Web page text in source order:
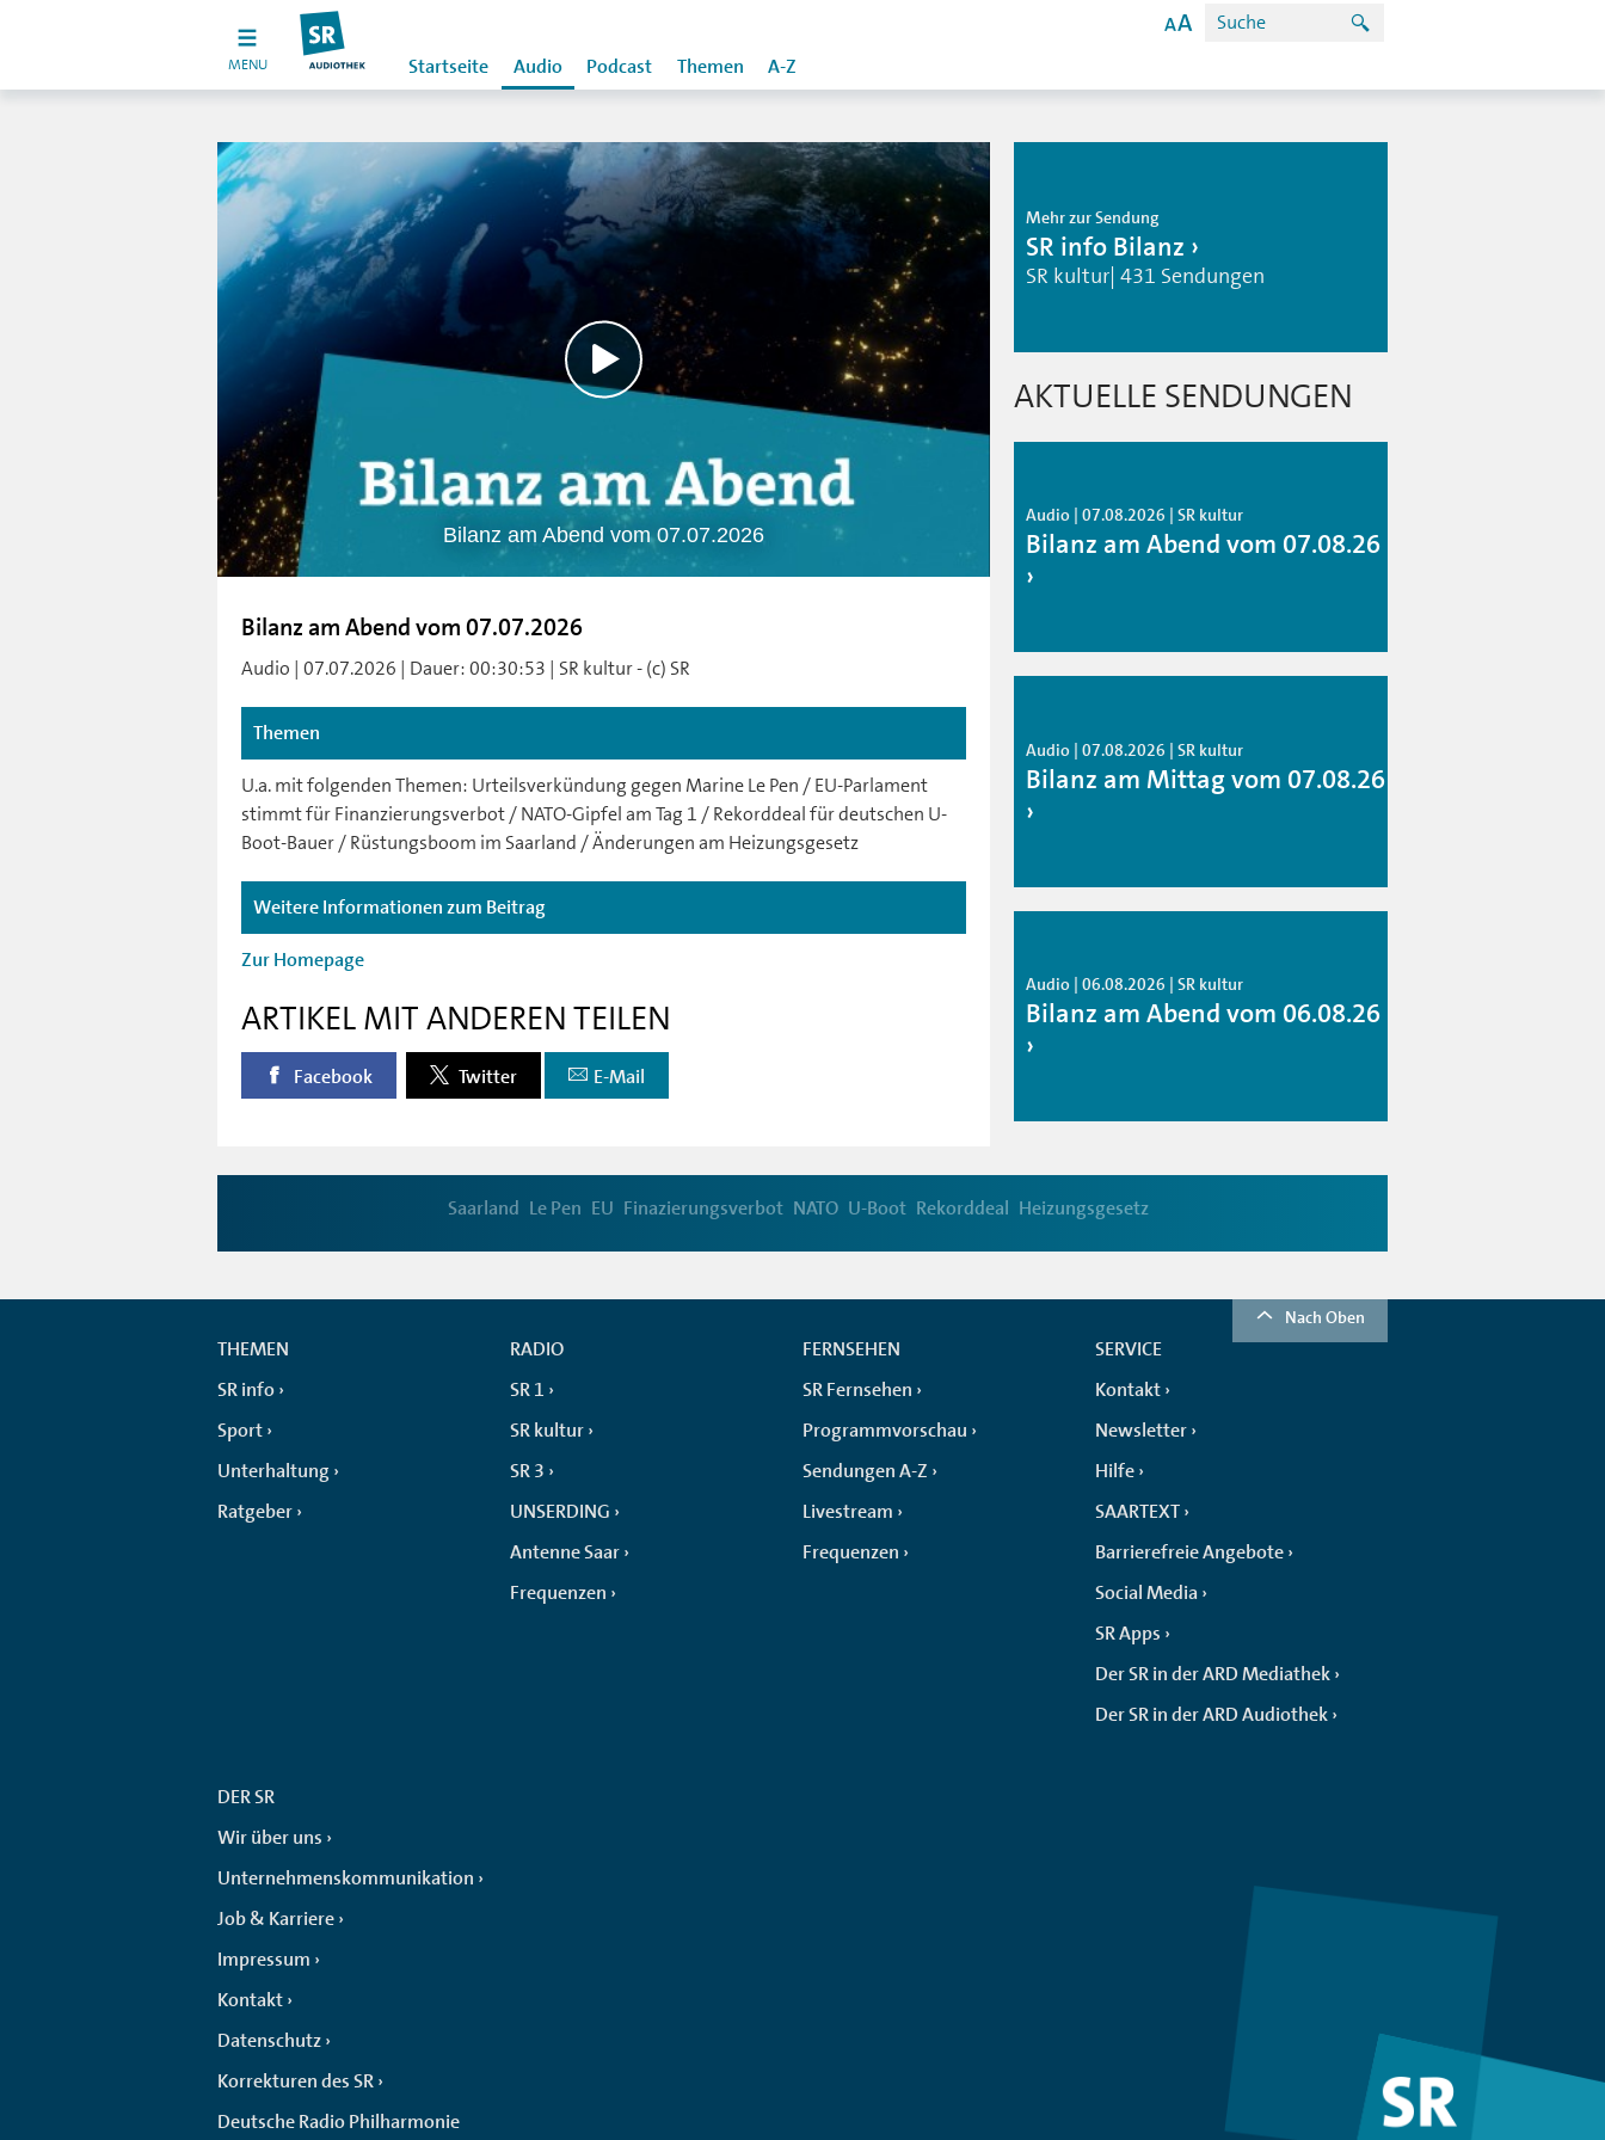
MENU Startseite Audio Podcast Themen A-Z
Bilanz am Abend vom 07.07.2026
Bilanz am Abend vom 07.07.2026
Audio | 07.07.2026 | Dauer: 00:30:53 | SR kultur - (c) SR
Themen
U.a. mit folgenden Themen: Urteilsverkündung gegen Marine Le Pen / EU-Parlament
stimmt für Finanzierungsverbot / NATO-Gipfel am Tag 1 / Rekorddeal für deutschen U-
Boot-Bauer / Rüstungsboom im Saarland / Änderungen am Heizungsgesetz
Weitere Informationen zum Beitrag
Zur Homepage
ARTIKEL MIT ANDEREN TEILEN
Facebook Twitter E-Mail
Mehr zur Sendung
SR info Bilanz
SR kultur| 431 Sendungen
AKTUELLE SENDUNGEN
Audio | 07.08.2026 | SR kultur
Bilanz am Abend vom 07.08.26
Audio | 07.08.2026 | SR kultur
Bilanz am Mittag vom 07.08.26
Audio | 06.08.2026 | SR kultur
Bilanz am Abend vom 06.08.26
Saarland Le Pen EU Finazierungsverbot NATO U-Boot Rekorddeal Heizungsgesetz
Nach Oben
THEMEN
SR info
Sport
Unterhaltung
Ratgeber
RADIO
SR 1
SR kultur
SR 3
UNSERDING
Antenne Saar
Frequenzen
FERNSEHEN
SR Fernsehen
Programmvorschau
Sendungen A-Z
Livestream
Frequenzen
SERVICE
Kontakt
Newsletter
Hilfe
SAARTEXT
Barrierefreie Angebote
Social Media
SR Apps
Der SR in der ARD Mediathek
Der SR in der ARD Audiothek
DER SR
Wir über uns
Unternehmenskommunikation
Job & Karriere
Impressum
Kontakt
Datenschutz
Korrekturen des SR
Deutsche Radio Philharmonie